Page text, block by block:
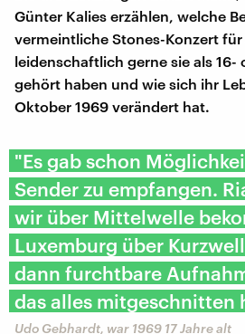
Günter Kalies erzählen, welche
vermeintliche Stones-Konzert
leidenschaftlich gerne sie als 16-
gehört haben und wie sich ihr
Oktober 1969 verändert hat.
"Es gab schon
Sender zu empfangen.
wir über Mittelwelle
Luxemburg über
dann furchtbare
das alles mitgeschnitten
Udo Gebhardt, war 1969 17 Jahre alt